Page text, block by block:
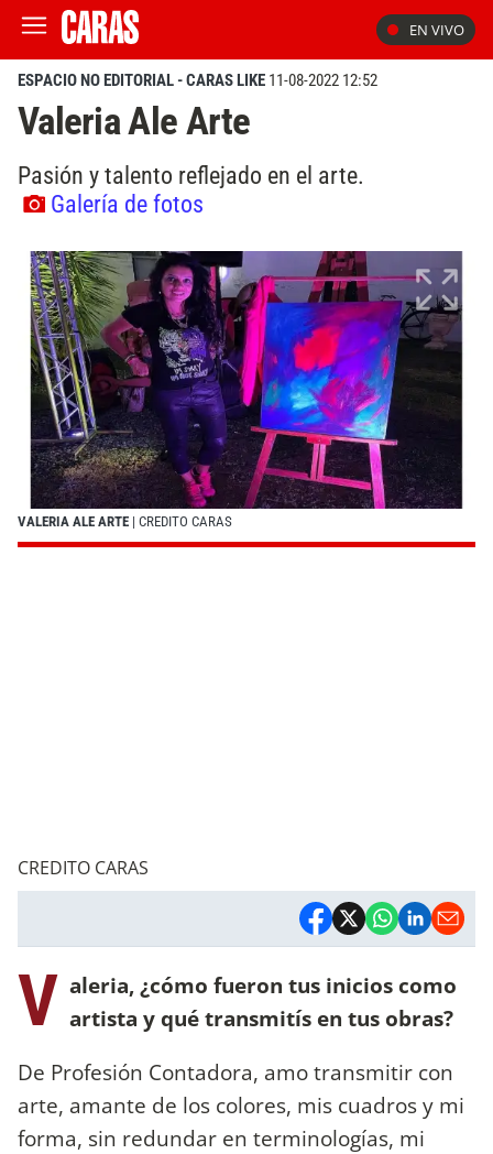
EN VIVO
ESPACIO NO EDITORIAL - CARAS LIKE 11-08-2022 12:52
Valeria Ale Arte
Pasión y talento reflejado en el arte.
Galería de fotos
VALERIA ALE ARTE | CREDITO CARAS
CREDITO CARAS
V aleria, ¿cómo fueron tus inicios como
artista y qué transmitís en tus obras?
De Profesión Contadora, amo transmitir con
arte, amante de los colores, mis cuadros y mi
forma, sin redundar en terminologías, mi